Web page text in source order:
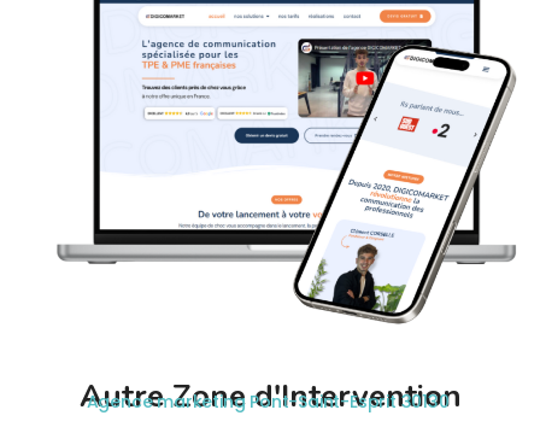
Autre Zone d'Intervention
Agence marketing Pont-Saint-Esprit 30130